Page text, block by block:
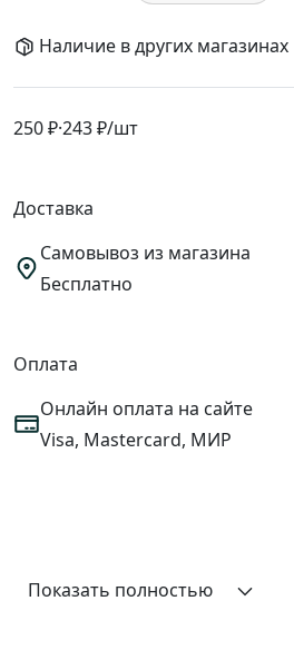
Наличие в других магазинах
250 ₽·243 ₽/шт
Доставка
Самовывоз из магазина
Бесплатно
Оплата
Онлайн оплата на сайте
Visa, Mastercard, МИР
Показать полностью